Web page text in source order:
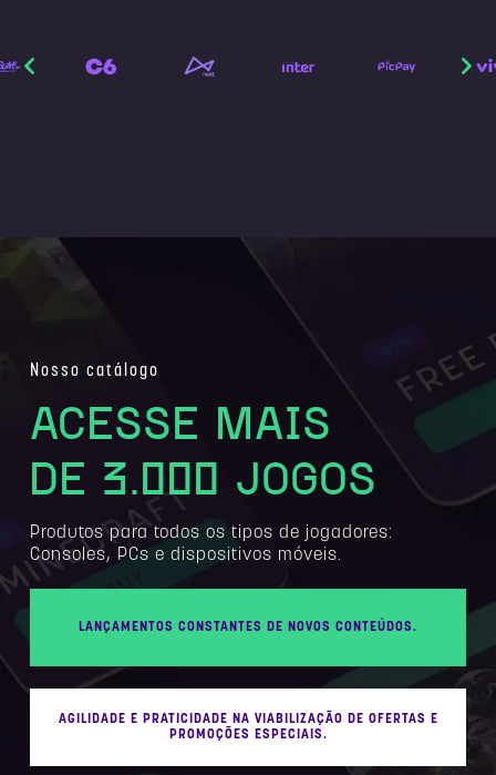
Nosso catálogo
ACESSE MAIS
DE 3.000 JOGOS
Produtos para todos os tipos de jogadores:
Consoles, PCs e dispositivos móveis.
LANÇAMENTOS CONSTANTES DE NOVOS CONTEÚDOS.
AGILIDADE E PRATICIDADE NA VIABILIZAÇÃO DE OFERTAS E
PROMOÇÕES ESPECIAIS.